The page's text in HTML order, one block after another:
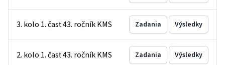
3. kolo 1. časť 43. ročník KMS Zadania Výsledky
2. kolo 1. časť 43. ročník KMS Zadania Výsledky